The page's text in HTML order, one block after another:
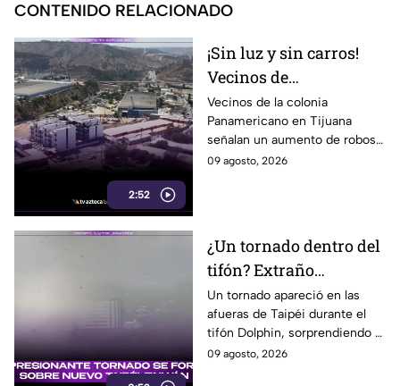
CONTENIDO RELACIONADO
2:52
¡Sin luz y sin carros!
Vecinos de
Panamericano en
Tijuana viven bajo la
inseguridad
Vecinos de la colonia
Panamericano en Tijuana
señalan un aumento de robos
durante los últimos tres
09 agosto, 2026
¿Un tornado dentro del
tifón? Extraño
fenómeno sorprende a
meteorólogos en
Taiwán
Un tornado apareció en las
afueras de Taipéi durante el
tifón Dolphin, sorprendiendo a
meteorólogos taiwaneses que
09 agosto, 2026